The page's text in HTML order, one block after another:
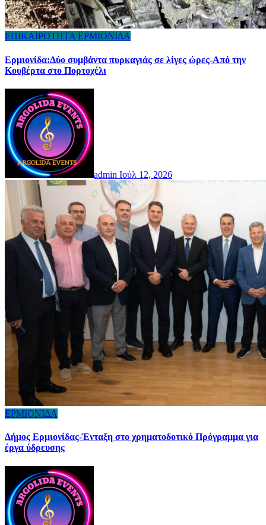
ΕΠΙΚΑΙΡΟΤΗΤΑΕΡΜΙΟΝΙΔΑ
Ερμιονίδα:Δύο συμβάντα πυρκαγιάς σε λίγες ώρες-Από την
Κουβέρτα στο Πορτοχέλι
admin Ιούλ 12, 2026
ΕΡΜΙΟΝΙΔΑ
Δήμος Ερμιονίδας-Ένταξη στο χρηματοδοτικό Πρόγραμμα για
έργα ύδρευσης